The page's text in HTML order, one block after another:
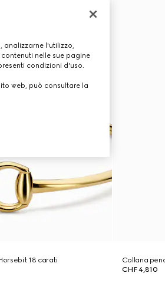
18 carati
Collana
CHF 4,810
analizzarne l'utilizzo,
nelle sue pagine
condizioni d'uso.
web, può consultare la